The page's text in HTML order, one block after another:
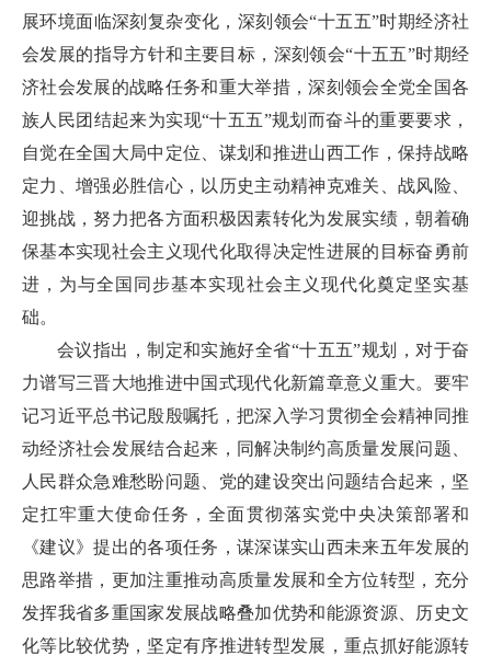
展环境面临深刻复杂变化，深刻领会“十五五”时期经济社
会发展的指导方针和主要目标，深刻领会“十五五”时期经
济社会发展的战略任务和重大举措，深刻领会全党全国各
族人民团结起来为实现“十五五”规划而奋斗的重要要求，
自觉在全国大局中定位、谋划和推进山西工作，保持战略
定力、增强必胜信心，以历史主动精神克难关、战风险、
迎挑战，努力把各方面积极因素转化为发展实绩，朝着确
保基本实现社会主义现代化取得决定性进展的目标奋勇前
进，为与全国同步基本实现社会主义现代化奠定坚实基
础。
会议指出，制定和实施好全省“十五五”规划，对于奋
力谱写三晋大地推进中国式现代化新篇章意义重大。要牢
记习近平总书记殷殷嘱托，把深入学习贯彻全会精神同推
动经济社会发展结合起来，同解决制约高质量发展问题、
人民群众急难愁盼问题、党的建设突出问题结合起来，坚
定扛牢重大使命任务，全面贯彻落实党中央决策部署和
《建议》提出的各项任务，谋深谋实山西未来五年发展的
思路举措，更加注重推动高质量发展和全方位转型，充分
发挥我省多重国家发展战略叠加优势和能源资源、历史文
化等比较优势，坚定有序推进转型发展，重点抓好能源转